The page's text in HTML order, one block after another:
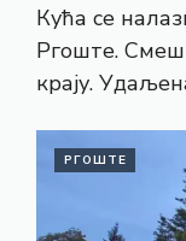
Кућа се
Ргоште.
крају.
РГОШТЕ